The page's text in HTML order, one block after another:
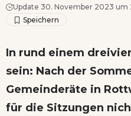
Update 30. November 2023 um
In rund einem
sein: Nach der
Gemeinderäte in
für die Sitzungen